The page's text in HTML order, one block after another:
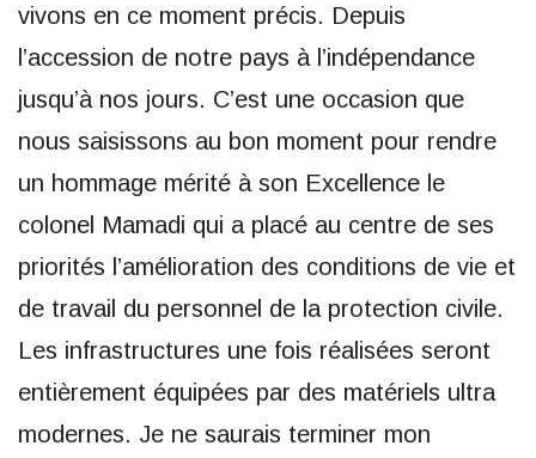
vivons en ce moment précis. Depuis
l’accession de notre pays à l’indépendance
jusqu’à nos jours. C’est une occasion que
nous saisissons au bon moment pour rendre
un hommage mérité à son Excellence le
colonel Mamadi qui a placé au centre de ses
priorités l’amélioration des conditions de vie et
de travail du personnel de la protection civile.
Les infrastructures une fois réalisées seront
entièrement équipées par des matériels ultra
modernes. Je ne saurais terminer mon